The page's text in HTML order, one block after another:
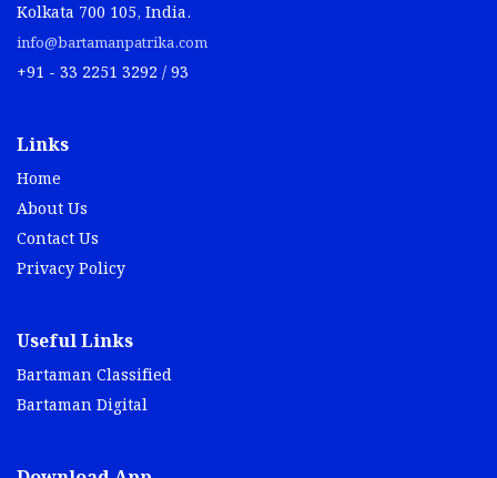
Kolkata 700 105, India.
info@bartamanpatrika.com
+91 - 33 2251 3292 / 93
Links
Home
About Us
Contact Us
Privacy Policy
Useful Links
Bartaman Classified
Bartaman Digital